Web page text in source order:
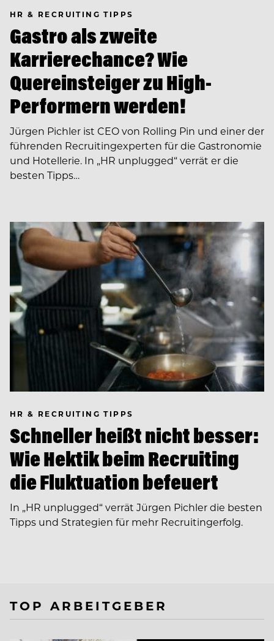
HR & RECRUITING TIPPS
Gastro als zweite
Karrierechance? Wie
Quereinsteiger zu High-
Performern werden!
Jürgen Pichler ist CEO von Rolling Pin und einer der
führenden Recruiting­experten für die Gastronomie
und Hotellerie. In ­­„HR unplugged“ verrät er die
besten Tipps…
HR & RECRUITING TIPPS
Schneller heißt nicht besser:
Wie Hektik beim Recruiting
die Fluktuation befeuert
In ­„HR unplugged“ verrät Jürgen Pichler die besten
Tipps und Strategien für mehr Recruitingerfolg.
TOP ARBEITGEBER